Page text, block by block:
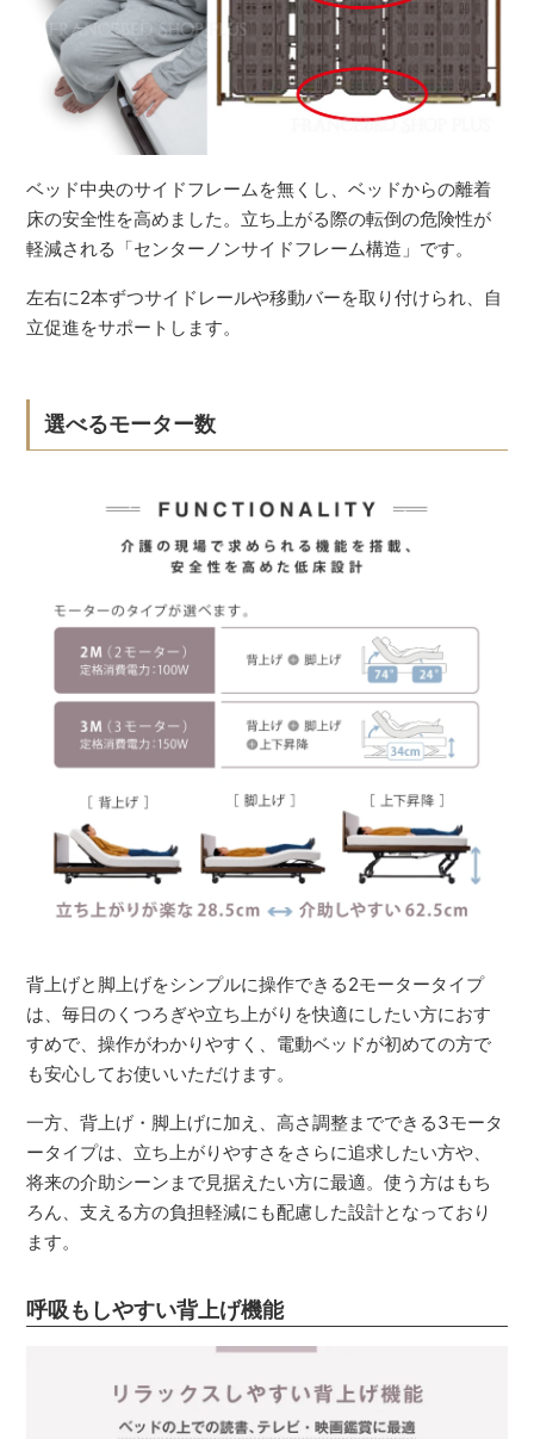
ベッド中央のサイドフレームを無くし、ベッドからの離着
床の安全性を高めました。立ち上がる際の転倒の危険性が
軽減される「センターノンサイドフレーム構造」です。
左右に2本ずつサイドレールや移動バーを取り付けられ、自
立促進をサポートします。
選べるモーター数
背上げと脚上げをシンプルに操作できる2モータータイプ
は、毎日のくつろぎや立ち上がりを快適にしたい方におす
すめで、操作がわかりやすく、電動ベッドが初めての方で
も安心してお使いいただけます。
一方、背上げ・脚上げに加え、高さ調整までできる3モータ
ータイプは、立ち上がりやすさをさらに追求したい方や、
将来の介助シーンまで見据えたい方に最適。使う方はもち
ろん、支える方の負担軽減にも配慮した設計となっており
ます。
呼吸もしやすい背上げ機能